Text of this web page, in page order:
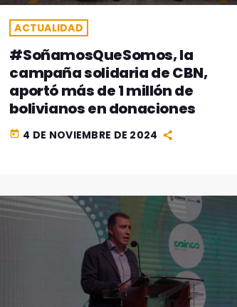
ACTUALIDAD
#SoñamosQueSomos, la
campaña solidaria de CBN,
aportó más de 1 millón de
bolivianos en donaciones
today 4 DE NOVIEMBRE DE 2024